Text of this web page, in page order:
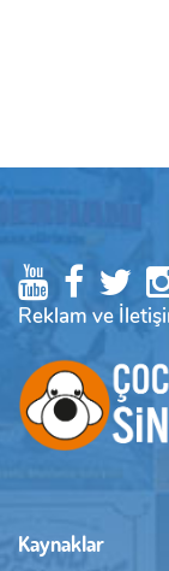
Reklam ve
Kaynaklar